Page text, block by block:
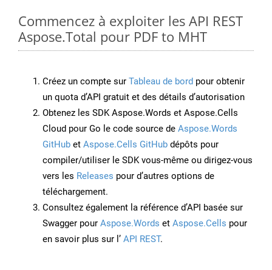
Commencez à exploiter les API REST
Aspose.Total pour PDF to MHT
Créez un compte sur Tableau de bord pour obtenir
un quota d’API gratuit et des détails d’autorisation
Obtenez les SDK Aspose.Words et Aspose.Cells
Cloud pour Go le code source de Aspose.Words
GitHub et Aspose.Cells GitHub dépôts pour
compiler/utiliser le SDK vous-même ou dirigez-vous
vers les Releases pour d’autres options de
téléchargement.
Consultez également la référence d’API basée sur
Swagger pour Aspose.Words et Aspose.Cells pour
en savoir plus sur l’ API REST.